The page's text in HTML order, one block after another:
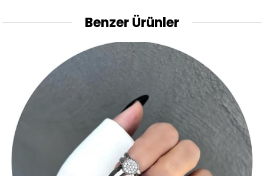
Benzer Ürünler